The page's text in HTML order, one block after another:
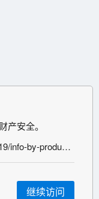
产安全。
https://www.cdc.gov/vaccines/covid-19/info-by-product/pfizer/index.html
继续访问